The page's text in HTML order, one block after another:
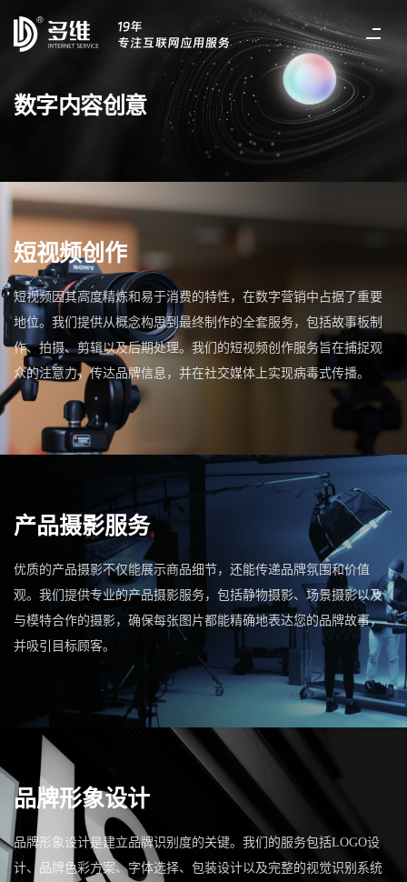
数字内容创意
短视频创作
短视频因其高度精炼和易于消费的特性，在数字营销中占据了重要
地位。我们提供从概念构思到最终制作的全套服务，包括故事板制
作、拍摄、剪辑以及后期处理。我们的短视频创作服务旨在捕捉观
众的注意力，传达品牌信息，并在社交媒体上实现病毒式传播。
产品摄影服务
优质的产品摄影不仅能展示商品细节，还能传递品牌氛围和价值
观。我们提供专业的产品摄影服务，包括静物摄影、场景摄影以及
与模特合作的摄影，确保每张图片都能精确地表达您的品牌故事，
并吸引目标顾客。
品牌形象设计
品牌形象设计是建立品牌识别度的关键。我们的服务包括LOGO设
计、品牌色彩方案、字体选择、包装设计以及完整的视觉识别系统